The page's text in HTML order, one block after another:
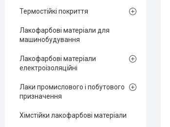
Термостійкі покриття
Лакофарбові матеріали для
машинобудування
Лакофарбові матеріали
електроізоляційні
Лаки промислового і побутового
призначення
Хімстійки лакофарбові матеріали